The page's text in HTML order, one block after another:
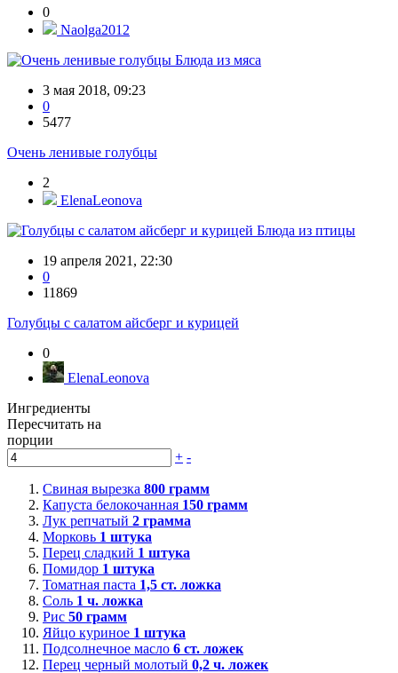
0
Naolga2012
Блюда из мяса
3 мая 2018, 09:23
0
5477
Очень ленивые голубцы
2
ElenaLeonova
Блюда из птицы
19 апреля 2021, 22:30
0
11869
Голубцы с салатом айсберг и курицей
0
ElenaLeonova
Ингредиенты
Пересчитать на
порции
+ -
Свиная вырезка 800 грамм
Капуста белокочанная 150 грамм
Лук репчатый 2 грамма
Морковь 1 штука
Перец сладкий 1 штука
Помидор 1 штука
Томатная паста 1,5 ст. ложка
Соль 1 ч. ложка
Рис 50 грамм
Яйцо куриное 1 штука
Подсолнечное масло 6 ст. ложек
Перец черный молотый 0,2 ч. ложек